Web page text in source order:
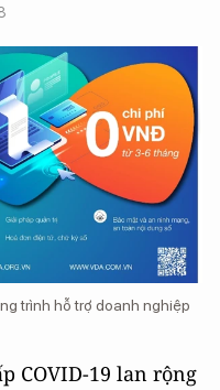
trình hỗ trợ doanh nghiệp
COVID-19 lan rộng